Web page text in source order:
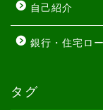
自己紹介
銀行・住宅ロ
タグ